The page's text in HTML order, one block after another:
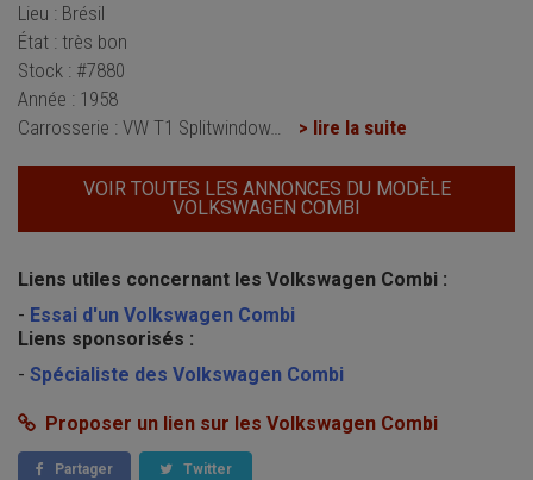
Lieu : Brésil
État : très bon
Stock : #7880
Année : 1958
Carrosserie : VW T1 Splitwindow… > lire la suite
VOIR TOUTES LES ANNONCES DU MODÈLE
VOLKSWAGEN COMBI
Liens utiles concernant les Volkswagen Combi :
- Essai d'un Volkswagen Combi
Liens sponsorisés :
- Spécialiste des Volkswagen Combi
Proposer un lien sur les Volkswagen Combi
Partager Twitter